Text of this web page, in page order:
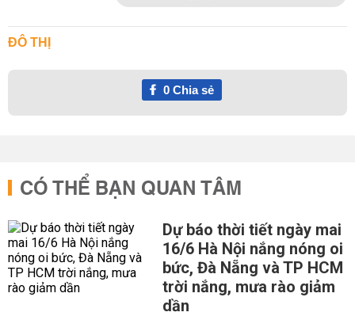
ĐÔ THỊ
0Chia sẻ
CÓ THỂ BẠN QUAN TÂM
Dự báo thời tiết ngày mai
16/6 Hà Nội nắng nóng oi
bức, Đà Nẵng và TP HCM
trời nắng, mưa rào giảm
dần